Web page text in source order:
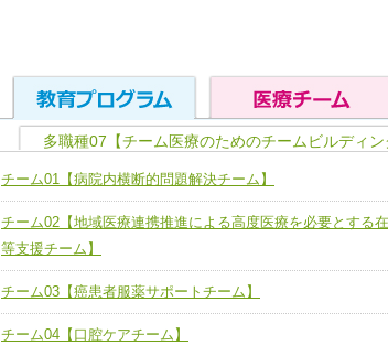
ユニット１ 医療人としての基礎能力
全人的医療を実践する医療人として、必要な基礎能力
ける
必要に応じて柔軟に医療チームを組織し、強調できる
ユニット３ 多職種連携力
チーム01【病院内横断的問題解決チーム】
チーム02【地域医療連携推進による高度医療を必要と
宅患者等支援チーム】
多職種07【チーム医療のためのチームビルディ
チーム01【病院内横断的問題解決チーム】
チーム02【地域医療連携推進による高度医療を必要とする
等支援チーム】
チーム03【癌患者服薬サポートチーム】
チーム04【口腔ケアチーム】